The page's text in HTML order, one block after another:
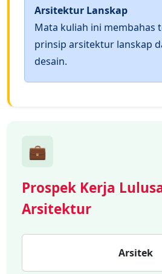
Arsitektur Lanskap
Mata kuliah ini membahas
prinsip arsitektur lanskap
desain.
💼
Prospek Kerja
Arsitektur
Arsitek